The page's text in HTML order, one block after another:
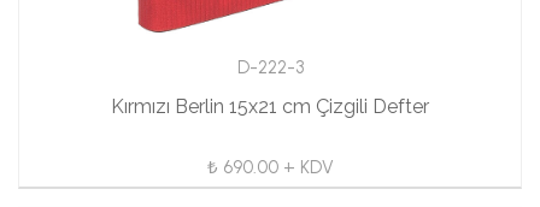
D-222-3
Kırmızı Berlin 15x21 cm Çizgili Defter
₺ 690.00 + KDV